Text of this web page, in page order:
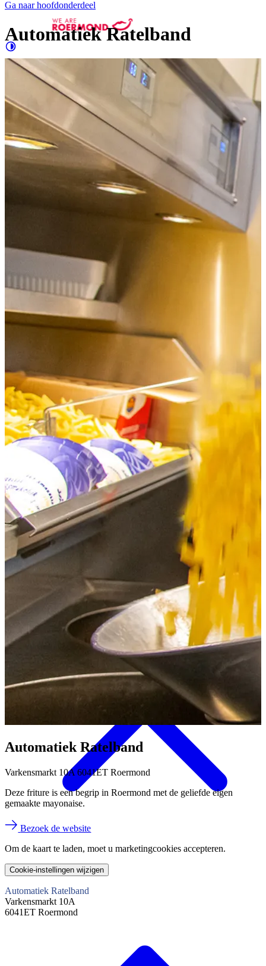
Ga naar hoofdonderdeel
Contrastverhogen
Grotere letters
Evenementen
Shoppen
Eten & Drinken
Doen
Automatiek Ratelband
Automatiek Ratelband
Varkensmarkt 10A 6041ET Roermond
Deze friture is een begrip in Roermond met de geliefde eigen
gemaakte mayonaise.
Bezoek de website
Om de kaart te laden, moet u marketingcookies accepteren.
Cookie-instellingen wijzigen
Automatiek Ratelband
Varkensmarkt 10A
6041ET Roermond